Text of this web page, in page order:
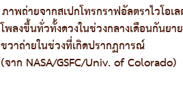
ภาพถ่ายจากสเปกโทรกราฟอัลตราไวโอ
โพลงขึ้นทั่วทั้งดวงในช่วงกลางเดือนกัน
ขวาถ่ายในช่วงที่เกิดปรากฏการณ์
(จาก NASA/GSFC/Univ. of Colorado)